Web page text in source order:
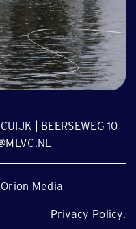
| BEERSEWEG 10
Media
Privacy Policy.